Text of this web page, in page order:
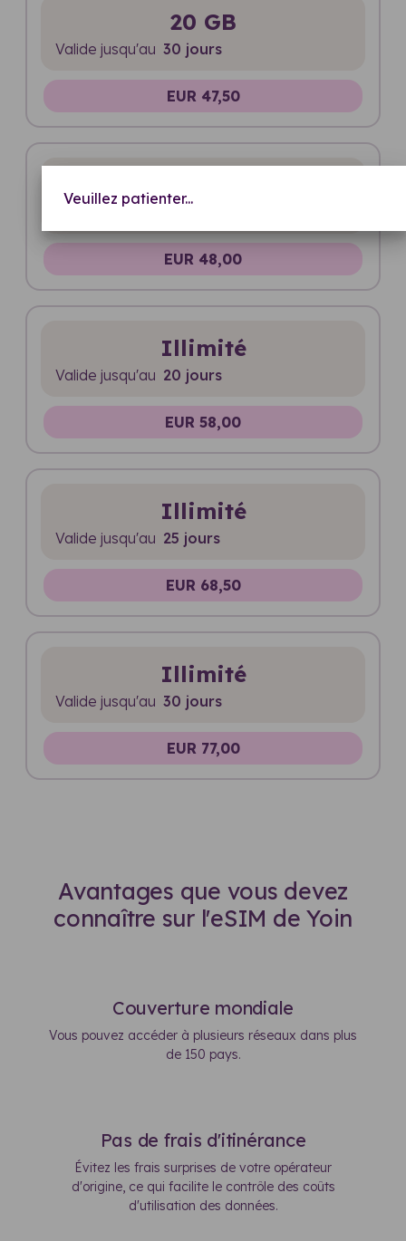
Veuillez patienter...
20 GB
Valide jusqu'au 30 jours
EUR 47,50
Valide jusqu'au
EUR 48,00
Illimité
Valide jusqu'au 20 jours
EUR 58,00
Illimité
Valide jusqu'au 25 jours
EUR 68,50
Illimité
Valide jusqu'au 30 jours
EUR 77,00
Avantages que vous devez
connaître sur l'eSIM de Yoin
Couverture mondiale
Vous pouvez accéder à plusieurs réseaux dans plus
de 150 pays.
Pas de frais d'itinérance
Évitez les frais surprises de votre opérateur
d'origine, ce qui facilite le contrôle des coûts
d'utilisation des données.